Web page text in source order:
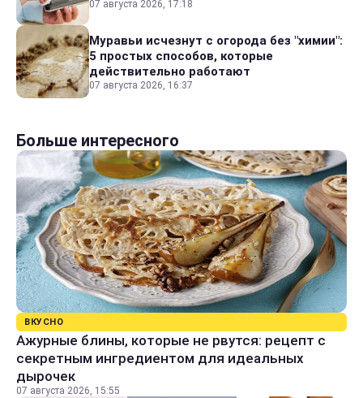
07 августа 2026, 17:18
Муравьи исчезнут с огорода без "химии":
5 простых способов, которые
действительно работают
07 августа 2026, 16:37
Больше интересного
ВКУСНО
Ажурные блины, которые не рвутся: рецепт с
секретным ингредиентом для идеальных
дырочек
07 августа 2026, 15:55